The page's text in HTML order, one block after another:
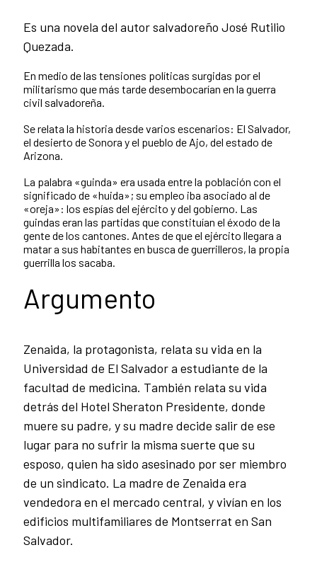
Es una novela del autor salvadoreño José Rutilio
Quezada.
En medio de las tensiones políticas surgidas por el
militarismo que más tarde desembocarían en la guerra
civil salvadoreña.
Se relata la historia desde varios escenarios: El Salvador,
el desierto de Sonora y el pueblo de Ajo, del estado de
Arizona.
La palabra «guinda» era usada entre la población con el
significado de «huida»; su empleo iba asociado al de
«oreja»: los espías del ejército y del gobierno. Las
guindas eran las partidas que constituían el éxodo de la
gente de los cantones. Antes de que el ejército llegara a
matar a sus habitantes en busca de guerrilleros, la propia
guerrilla los sacaba.
Argumento
Zenaida, la protagonista, relata su vida en la
Universidad de El Salvador a estudiante de la
facultad de medicina. También relata su vida
detrás del Hotel Sheraton Presidente, donde
muere su padre, y su madre decide salir de ese
lugar para no sufrir la misma suerte que su
esposo, quien ha sido asesinado por ser miembro
de un sindicato. La madre de Zenaida era
vendedora en el mercado central, y vivían en los
edificios multifamiliares de Montserrat en San
Salvador.